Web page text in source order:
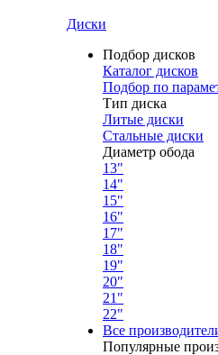
Диски
Подбор дисков
Каталог дисков
Подбор по
Тип диска
Литые диски
Стальные диски
Диаметр обода
13"
14"
15"
16"
17"
18"
19"
20"
21"
22"
Все
Популярные